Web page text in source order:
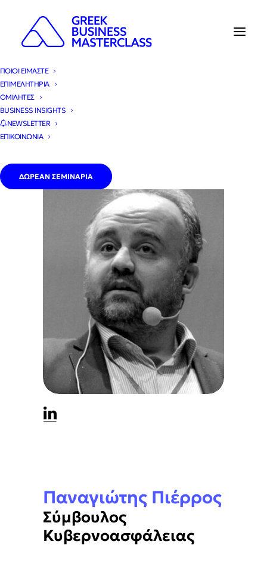
ΠΟΙΟΙ ΕΙΜΑΣΤΕ
ΕΠΙΜΕΛΗΤΗΡΙΑ
ΟΜΙΛΗΤΕΣ
BUSINESS INSIGHTS
NEWSLETTER
ΕΠΙΚΟΙΝΩΝΙΑ
ΔΩΡΕΑΝ ΣΕΜΙΝΑΡΙΑ
ΚΕΝΤΡΙΚΗ
Άνοιγμα LinkedIn
Παναγιώτης Πιέρρος
Σύμβουλος
Κυβερνοασφάλειας